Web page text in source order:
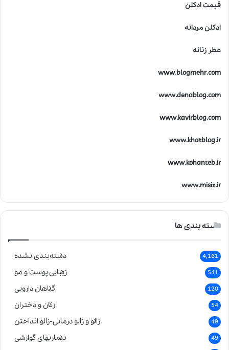
قیمت ادکلن
ادکلن مردانه
عطر زنانه
www.blogmehr.com
www.denablog.com
www.kavirblog.com
www.khatblog.ir
www.kohanteb.ir
www.misiz.ir
دسته بندی ها
دسته‌بندی نشده 4,161
زیبایی پوست و مو 541
گیاهان دارویی 120
زنان و دختران 54
زالو و زالو درمانی-زالو انداختن 49
بیماریهای گوارشی 49